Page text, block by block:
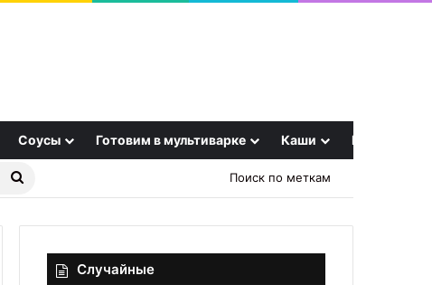
Соусы Готовим в мультиварке Каши Еще
Найти
Поиск по меткам
Случайные